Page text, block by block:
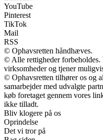
YouTube
Pinterest
TikTok
Mail
RSS
© Ophavsretten håndhæves.
© Alle rettigheder forbeholdes.
virksomheder og tjener
© Ophavsretten tilhører os og
samarbejder med udvalgte
køb foretaget gennem vores
ikke tilladt.
Bliv klogere på os
Oprindelse
Det vi tror på